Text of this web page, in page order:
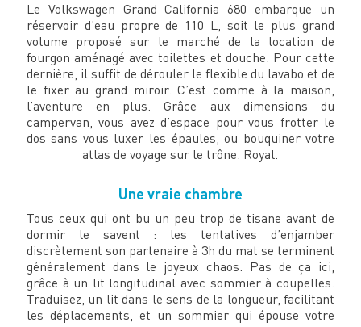
Le Volkswagen Grand California 680 embarque un
réservoir d’eau propre de 110 L, soit le plus grand
volume proposé sur le marché de la location de
fourgon aménagé avec toilettes et douche. Pour cette
dernière, il suffit de dérouler le flexible du lavabo et de
le fixer au grand miroir. C’est comme à la maison,
l’aventure en plus. Grâce aux dimensions du
campervan, vous avez d’espace pour vous frotter le
dos sans vous luxer les épaules, ou bouquiner votre
atlas de voyage sur le trône. Royal.
Une vraie chambre
Tous ceux qui ont bu un peu trop de tisane avant de
dormir le savent : les tentatives d’enjamber
discrètement son partenaire à 3h du mat se terminent
généralement dans le joyeux chaos. Pas de ça ici,
grâce à un lit longitudinal avec sommier à coupelles.
Traduisez, un lit dans le sens de la longueur, facilitant
les déplacements, et un sommier qui épouse votre